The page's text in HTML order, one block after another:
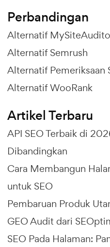
Perbandingan
Alternatif
Alternatif Semrush
Alternatif Pemeriksaan
Alternatif WooRank
Artikel Terbaru
API SEO Terbaik di
Dibandingkan
Cara Membangun
untuk SEO
Pembaruan Produk
GEO Audit dari
SEO Pada Halaman: